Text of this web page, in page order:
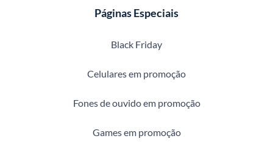
Páginas Especiais
Black Friday
Celulares em promoção
Fones de ouvido em promoção
Games em promoção